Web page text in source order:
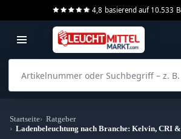
4,8 basierend auf 10.533
Startseite
Ratgeber
Ladenbeleuchtung nach Branche: Kelvin, CRI